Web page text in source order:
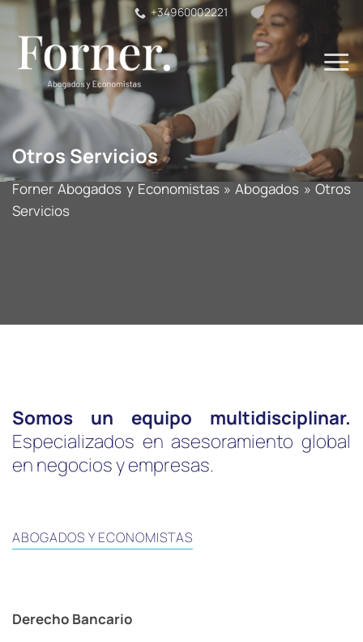
Saltar
contenido
+34960002221
Otros Servicios
Forner Abogados y Economistas » Abogados » Otros
Servicios
Somos un equipo multidisciplinar.
Especializados en asesoramiento global
en negocios y empresas.
ABOGADOS Y ECONOMISTAS
Derecho Bancario